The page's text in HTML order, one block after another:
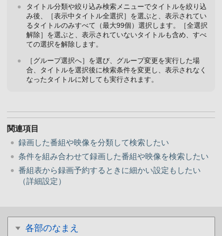
各部のなまえ
タイトル分類や絞り込み検索メニューでタイトルを絞り込
み後、［表示中タイトル全選択］を選ぶと、表示されてい
るタイトルのみすべて（最大99個）選択します。［全選択
解除］を選ぶと、表示されていないタイトルも含め、すべ
ての選択を解除します。
［グループ選択へ］を選び、グループ変更を実行した場
合、タイトルを選択後に検索条件を変更し、表示されなく
なったタイトルに対しても実行されます。
関連項目
録画した番組や映像を分類して検索したい
条件を組み合わせて録画した番組や映像を検索したい
番組表から録画予約するときに細かい設定もしたい
（詳細設定）